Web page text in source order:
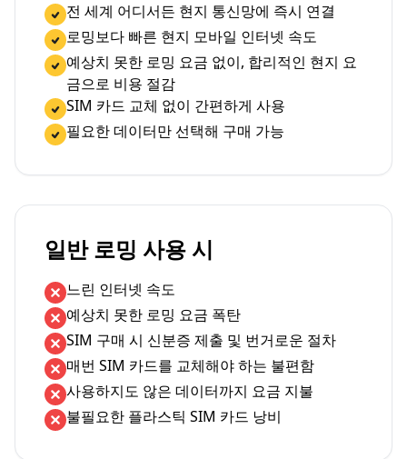
전 세계 어디서든 현지 통신망에 즉시 연결
로밍보다 빠른 현지 모바일 인터넷 속도
예상치 못한 로밍 요금 없이, 합리적인 현지 요
금으로 비용 절감
SIM 카드 교체 없이 간편하게 사용
필요한 데이터만 선택해 구매 가능
일반 로밍 사용 시
느린 인터넷 속도
예상치 못한 로밍 요금 폭탄
SIM 구매 시 신분증 제출 및 번거로운 절차
매번 SIM 카드를 교체해야 하는 불편함
사용하지도 않은 데이터까지 요금 지불
불필요한 플라스틱 SIM 카드 낭비